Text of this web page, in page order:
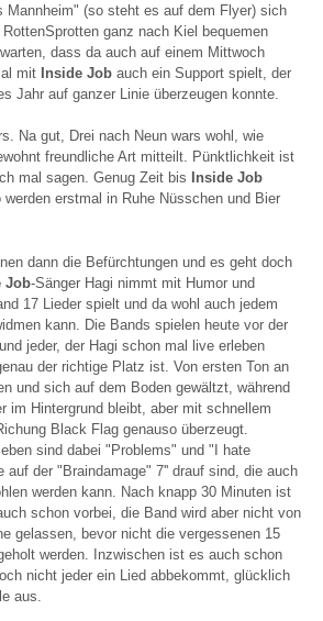
Mannheim" (so steht es auf dem Flyer) sich
ganz nach Kiel bequemen
dass da auch auf einem Mittwoch
mit Inside Job auch ein Support spielt, der
Jahr auf ganzer Linie überzeugen konnte.
Na gut, Drei nach Neun wars wohl, wie
freundliche Art mitteilt. Pünktlichkeit ist
mal sagen. Genug Zeit bis
Inside Job
erstmal in Ruhe Nüsschen und Bier
dann die Befürchtungen und es geht doch
Job-Sänger Hagi nimmt mit Humor und
17 Lieder spielt und da wohl auch jedem
kann. Die Bands spielen heute vor der
jeder, der Hagi schon mal live erleben
der richtige Platz ist. Von ersten Ton an
und sich auf dem Boden gewältzt, während
im Hintergrund bleibt, aber mit schnellem
Black Flag genauso überzeugt.
sind dabei "Problems" und "I hate
auf der "Braindamage" 7'' drauf sind, die auch
werden kann. Nach knapp 30 Minuten ist
schon vorbei, die Band wird aber nicht von
gelassen, bevor nicht die vergessenen 15
werden. Inzwischen ist es auch schon
nicht jeder ein Lied abbekommt, glücklich
aus.